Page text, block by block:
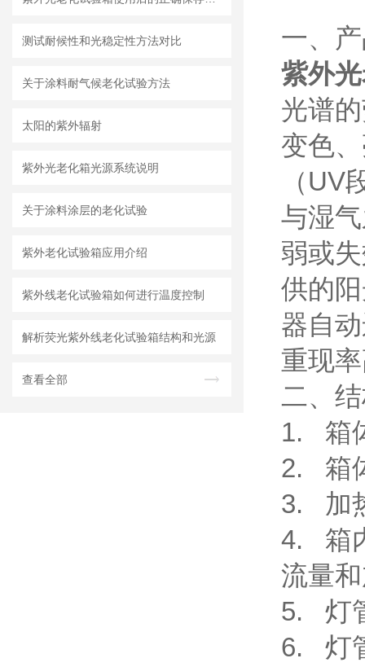
测试耐候性和光稳定性方法对比
关于涂料耐气候老化试验方法
太阳的紫外辐射
紫外光老化箱光源系统说明
关于涂料涂层的老化试验
紫外老化试验箱应用介绍
紫外线老化试验箱如何进行温度控制
解析荧光紫外线老化试验箱结构和光源
查看全部
一、
紫外
光谱
变色
（
与湿
弱或
供的
器自
重现
二、
1.
箱
2.
箱
3.
加
4.
箱
流量
5.
灯
6.
灯